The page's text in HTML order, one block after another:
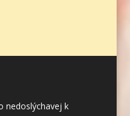
nedoslýchavej k